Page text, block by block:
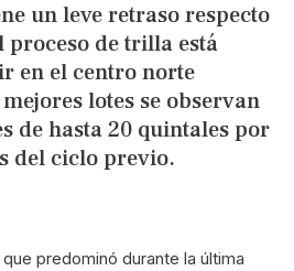
un leve retraso respecto
proceso de trilla está
en el centro norte
lotes se observan
de hasta 20 quintales por
del ciclo previo.
predominó durante la última